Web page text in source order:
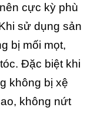
cực kỳ phù
sử dụng sản
bị mối mọt,
Đặc biệt khi
không bị xệ
không nứt